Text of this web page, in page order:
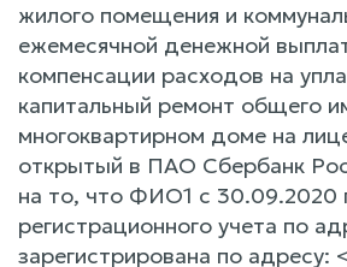
жилого помещения и
ежемесячной денежной
компенсации расходов на
капитальный ремонт общего
многоквартирном доме на
открытый в ПАО Сбербанк
на то, что ФИО1 с 30.09.2020
регистрационного учета по
зарегистрирована по адресу: